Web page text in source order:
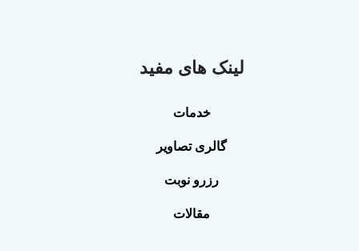
لینک های مفید
خدمات
گالری تصاویر
رزرو نوبت
مقالات